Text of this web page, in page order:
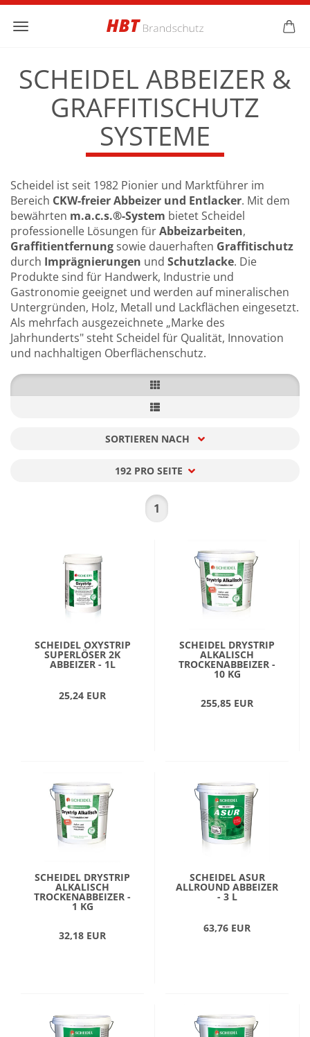
SCHEIDEL ABBEIZER &
GRAFFITISCHUTZ
SYSTEME
Scheidel ist seit 1982 Pionier und Marktführer im
Bereich CKW-freier Abbeizer und Entlacker. Mit dem
bewährten m.a.c.s.®-System bietet Scheidel
professionelle Lösungen fürAbbeizarbeiten,
Graffitientfernung sowie dauerhaften Graffitischutz
durch Imprägnierungen und Schutzlacke. Die
Produkte sind für Handwerk, Industrie und
Gastronomie geeignet und werden auf mineralischen
Untergründen, Holz, Metall und Lackflächen eingesetzt.
Als mehrfach ausgezeichnete „Marke des
Jahrhunderts" steht Scheidel für Qualität, Innovation
und nachhaltigen Oberflächenschutz.
SORTIEREN NACH
192 PRO SEITE
1
SCHEIDEL OXYSTRIP
SUPERLÖSER 2K
ABBEIZER - 1L
25,24 EUR
SCHEIDEL DRYSTRIP
ALKALISCH
TROCKENABBEIZER -
10 KG
255,85 EUR
SCHEIDEL DRYSTRIP
ALKALISCH
TROCKENABBEIZER -
1 KG
32,18 EUR
SCHEIDEL ASUR
ALLROUND ABBEIZER
- 3 L
63,76 EUR